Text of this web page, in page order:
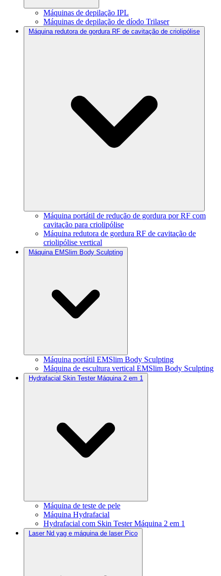
Máquinas de depilação IPL
Máquinas de depilação de díodo Trilaser
Máquina redutora de gordura RF de cavitação de criolipólise
Máquina portátil de redução de gordura por RF com
cavitação para criolipólise
Máquina redutora de gordura RF de cavitação de
criolipólise vertical
Máquina EMSlim Body Sculpting
Máquina portátil EMSlim Body Sculpting
Máquina de escultura vertical EMSlim Body Sculpting
Hydrafacial Skin Tester Máquina 2 em 1
Máquina de teste de pele
Máquina Hydrafacial
Hydrafacial com Skin Tester Máquina 2 em 1
Laser Nd yag e máquina de laser Pico